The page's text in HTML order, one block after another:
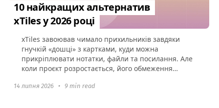
10 найкращих альтернатив
xTiles у 2026 році
xTiles завоював чимало прихильників завдяки
гнучкій «дошці» з картками, куди можна
прикріплювати нотатки, файли та посилання. Але
коли проєкт розростається, його обмеження
14 липня 2026 • 9 min read